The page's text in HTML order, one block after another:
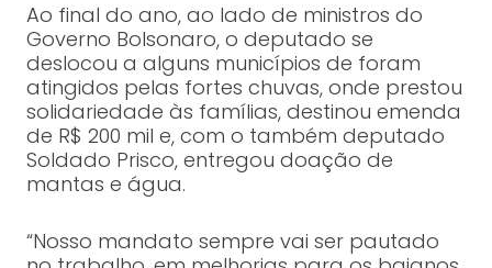
Ao final do ano, ao lado de ministros do
Governo Bolsonaro, o deputado se
deslocou a alguns municípios de foram
atingidos pelas fortes chuvas, onde prestou
solidariedade às famílias, destinou emenda
de R$ 200 mil e, com o também deputado
Soldado Prisco, entregou doação de
mantas e água.
“Nosso mandato sempre vai ser pautado